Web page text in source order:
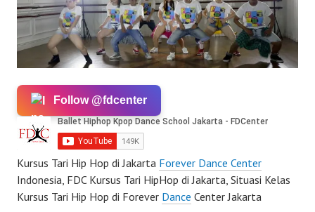
Follow @fdcenter
Kursus Tari Hip Hop di Jakarta Forever Dance Center
Indonesia, FDC Kursus Tari HipHop di Jakarta, Situasi Kelas
Kursus Tari Hip Hop di Forever Dance Center Jakarta